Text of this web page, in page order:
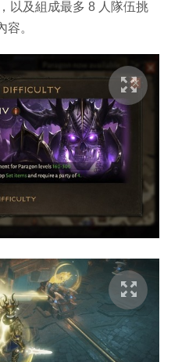
以及組成最多 8 人隊伍挑
。